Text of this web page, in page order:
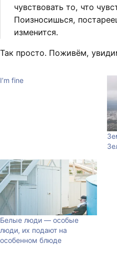
чувствовать то, что
Поизносишься,
изменится.
Так просто. Поживём,
I’m fine
Белые люди — особые
люди, их подают на
особенном блюде